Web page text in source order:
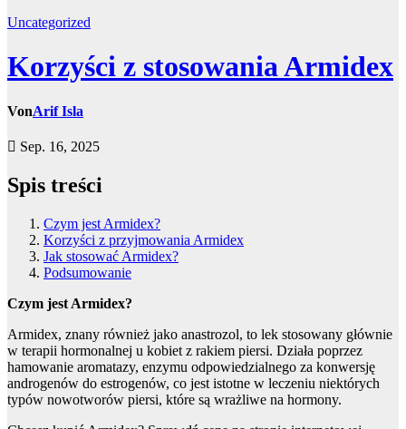
Uncategorized
Korzyści z stosowania Armidex
VonArif Isla
Sep. 16, 2025
Spis treści
Czym jest Armidex?
Korzyści z przyjmowania Armidex
Jak stosować Armidex?
Podsumowanie
Czym jest Armidex?
Armidex, znany również jako anastrozol, to lek stosowany głównie
w terapii hormonalnej u kobiet z rakiem piersi. Działa poprzez
hamowanie aromatazy, enzymu odpowiedzialnego za konwersję
androgenów do estrogenów, co jest istotne w leczeniu niektórych
typów nowotworów piersi, które są wrażliwe na hormony.